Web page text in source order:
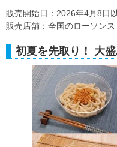
販売開始日：2026年4月8日
販売店舗：全国のローソン
初夏を先取り！ 大